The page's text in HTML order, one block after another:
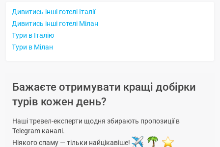
Дивитись інші готелі Італії
Дивитись інші готелі Мілан
Тури в Італію
Тури в Мілан
Бажаєте отримувати кращі добірки
турів кожен день?
Наші тревел-експерти щодня збирають пропозиції в
Telegram каналі.
Ніякого спаму — тільки найцікавіше!